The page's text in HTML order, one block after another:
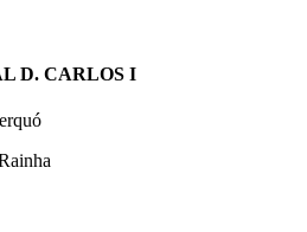
D. CARLOS I